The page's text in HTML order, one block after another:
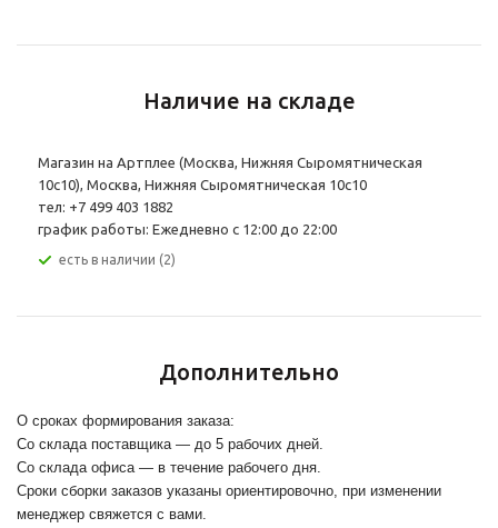
Наличие на складе
Магазин на Артплее (Москва, Нижняя Сыромятническая
10с10), Москва, Нижняя Сыромятническая 10с10
тел: +7 499 403 1882
график работы: Ежедневно с 12:00 до 22:00
Есть в наличии (2)
Дополнительно
О сроках формирования заказа:
Со склада поставщика — до 5 рабочих дней.
Со склада офиса — в течение рабочего дня.
Сроки сборки заказов указаны ориентировочно, при изменении
менеджер свяжется с вами.